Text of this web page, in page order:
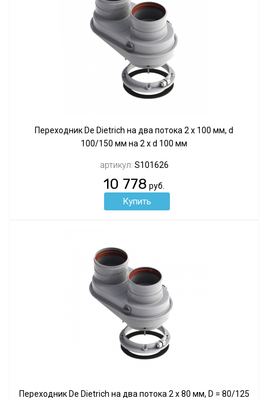
Переходник De Dietrich на два потока 2 х 100 мм, d
100/150 мм на 2 x d 100 мм
артикул: S101626
10 778 руб.
Переходник De Dietrich на два потока 2 х 80 мм, D = 80/125